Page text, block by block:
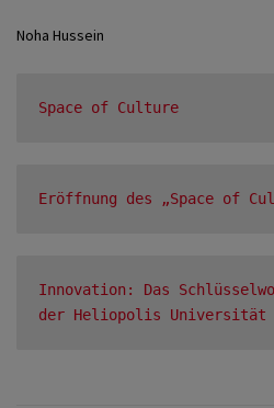
Noha Hussein
Space of Culture
Eröffnung des „Space of
Innovation: Das
der Heliopolis Universität